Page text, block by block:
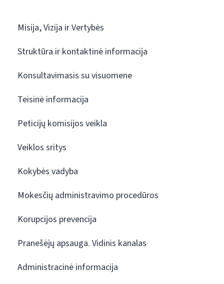
Misija, Vizija ir Vertybės
Struktūra ir kontaktinė informacija
Konsultavimasis su visuomene
Teisinė informacija
Peticijų komisijos veikla
Veiklos sritys
Kokybės vadyba
Mokesčių administravimo procedūros
Korupcijos prevencija
Pranešėjų apsauga. Vidinis kanalas
Administracinė informacija